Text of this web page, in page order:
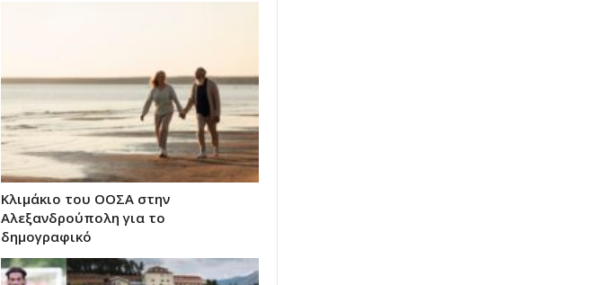
Κλιμάκιο του ΟΟΣΑ στην
Αλεξανδρούπολη για το
δημογραφικό